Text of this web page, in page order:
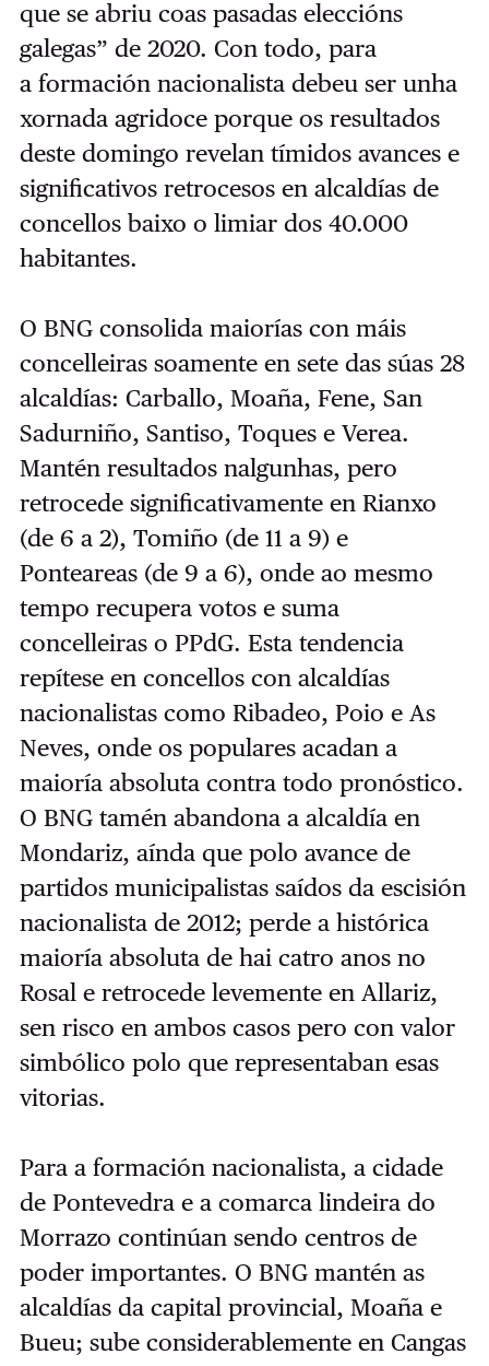
que se abriu coas pasadas eleccións
galegas” de 2020. Con todo, para
a formación nacionalista debeu ser unha
xornada agridoce porque os resultados
deste domingo revelan tímidos avances e
significativos retrocesos en alcaldías de
concellos baixo o limiar dos 40.000
habitantes.
O BNG consolida maiorías con máis
concelleiras soamente en sete das súas 28
alcaldías: Carballo, Moaña, Fene, San
Sadurniño, Santiso, Toques eVerea.
Mantén resultados nalgunhas, pero
retrocede significativamente en Rianxo
(de 6 a 2), Tomiño (de 11 a 9) e
Ponteareas (de 9 a 6), onde ao mesmo
tempo recupera votos e suma
concelleiras o PPdG. Esta tendencia
repítese en concellos con alcaldías
nacionalistas como Ribadeo, Poio e As
Neves, onde os populares acadan a
maioría absoluta contra todo pronóstico.
O BNG tamén abandona a alcaldía en
Mondariz, aínda que polo avance de
partidos municipalistas saídos da escisión
nacionalista de 2012; perde a histórica
maioría absoluta de hai catro anos no
Rosal e retrocede levemente en Allariz,
sen risco en ambos casos pero con valor
simbólico polo que representaban esas
vitorias.
Para a formación nacionalista, a cidade
de Pontevedra e a comarca lindeira do
Morrazo continúan sendo centros de
poder importantes. O BNG mantén as
alcaldías da capital provincial, Moaña e
Bueu; sube considerablemente en Cangas